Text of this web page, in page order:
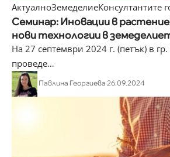
АктуалноЗемеделиеКонсултантите
Семинар: Иновации в
нови технологии в
На 27 септември 2024 г. (петък) в
проведе…
Павлина Георгиева 26.09.2024